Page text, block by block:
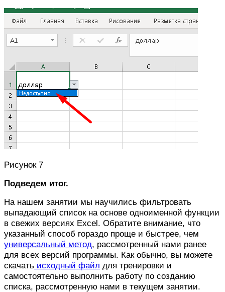
Рисунок 7
Подведем итог.
На нашем занятии мы научились фильтровать
выпадающий список на основе одноименной функции
в свежих версиях Excel. Обратите внимание, что
указанный способ гораздо проще и быстрее, чем
универсальный метод, рассмотренный нами ранее
для всех версий программы. Как обычно, вы можете
скачать исходный файл для тренировки и
самостоятельно выполнить работу по созданию
списка, рассмотренную нами в текущем занятии.